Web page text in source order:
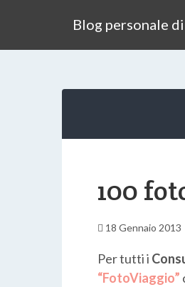
Blog personale
100
18 Gennaio 2013
Per tutti i
“FotoViaggio”